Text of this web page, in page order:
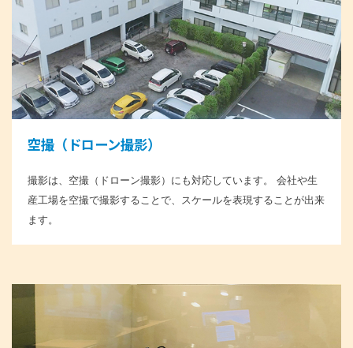
空撮（ドローン撮影）
撮影は、空撮（ドローン撮影）にも対応しています。 会社や生
産工場を空撮で撮影することで、スケールを表現することが出来
ます。